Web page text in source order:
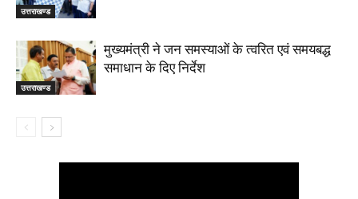
उत्तराखण्ड
उत्तराखण्ड
मुख्यमंत्री ने जन समस्याओं के त्वरित एवं समयबद्ध
समाधान के दिए निर्देश